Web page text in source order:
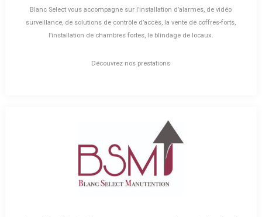
Blanc Select vous accompagne sur l’installation d’alarmes, de vidéo
surveillance, de solutions de contrôle d’accès, la vente de coffres-forts,
l’installation de chambres fortes, le blindage de locaux.
Découvrez nos prestations